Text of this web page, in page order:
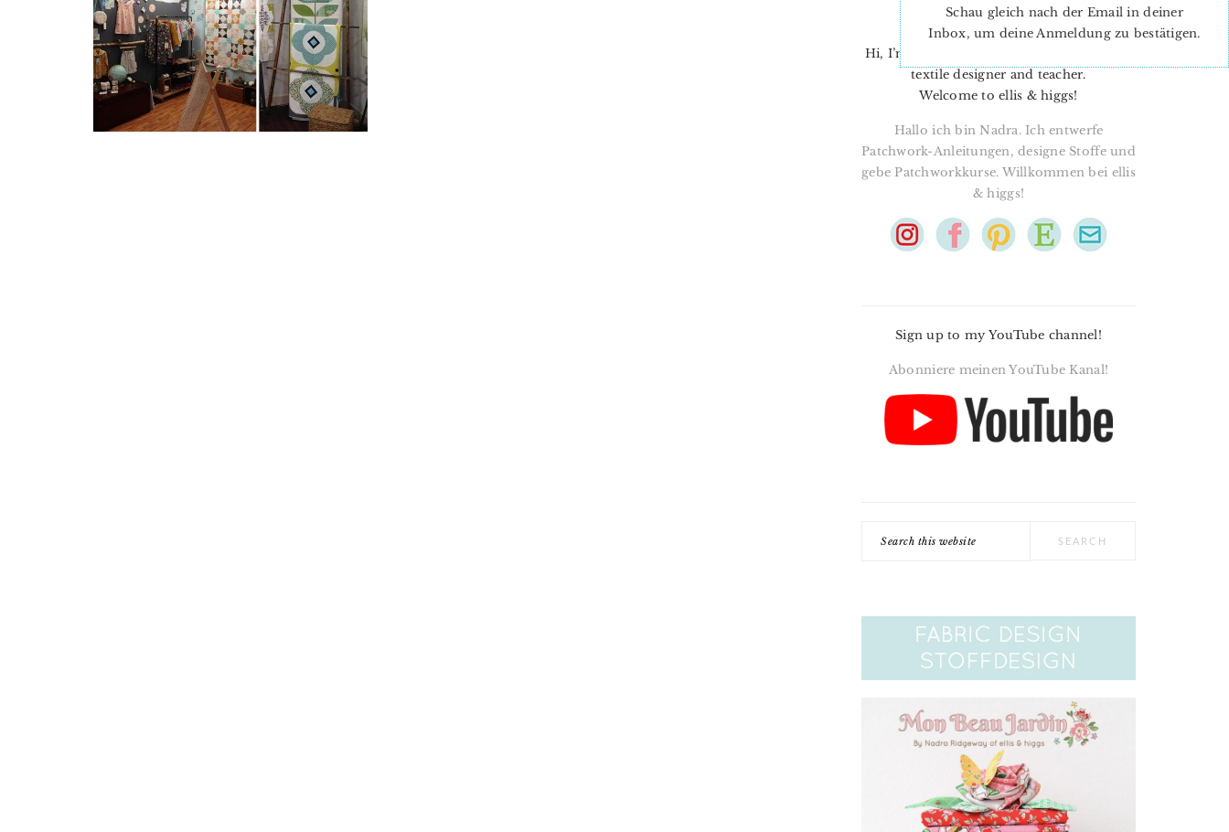
Hi, I’m Nadra. I’m a quilt pattern designer,
textile designer and teacher.
Welcome to ellis & higgs!
Hallo ich bin Nadra. Ich entwerfe
Patchwork-Anleitungen, designe Stoffe und
gebe Patchworkkurse. Willkommen bei ellis
& higgs!
Sign up to my YouTube channel!
Abonniere meinen YouTube Kanal!
Schau gleich nach der Email in deiner
Inbox, um deine Anmeldung zu bestätigen.